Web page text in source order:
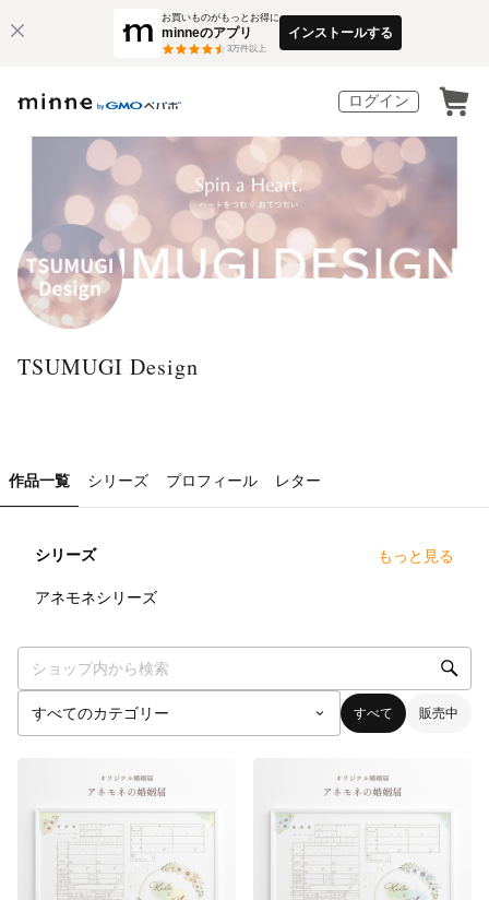
お買いものがもっとお得に
minneのアプリ
3万件以上
インストールする
ログイン
TSUMUGI Design
作品一覧 シリーズ プロフィール レター
シリーズ もっと見る
アネモネシリーズ
すべて 販売中